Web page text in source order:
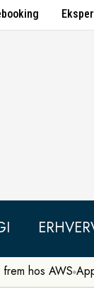
hos AWS